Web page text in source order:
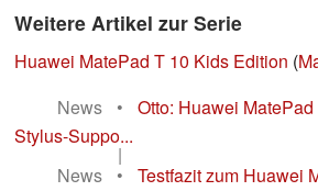
Weitere Artikel zur Serie
Huawei MatePad T 10 Kids Edition (
News
•
Otto: Huawei
Stylus-Suppo...
|
News
•
Testfazit zum Huawei